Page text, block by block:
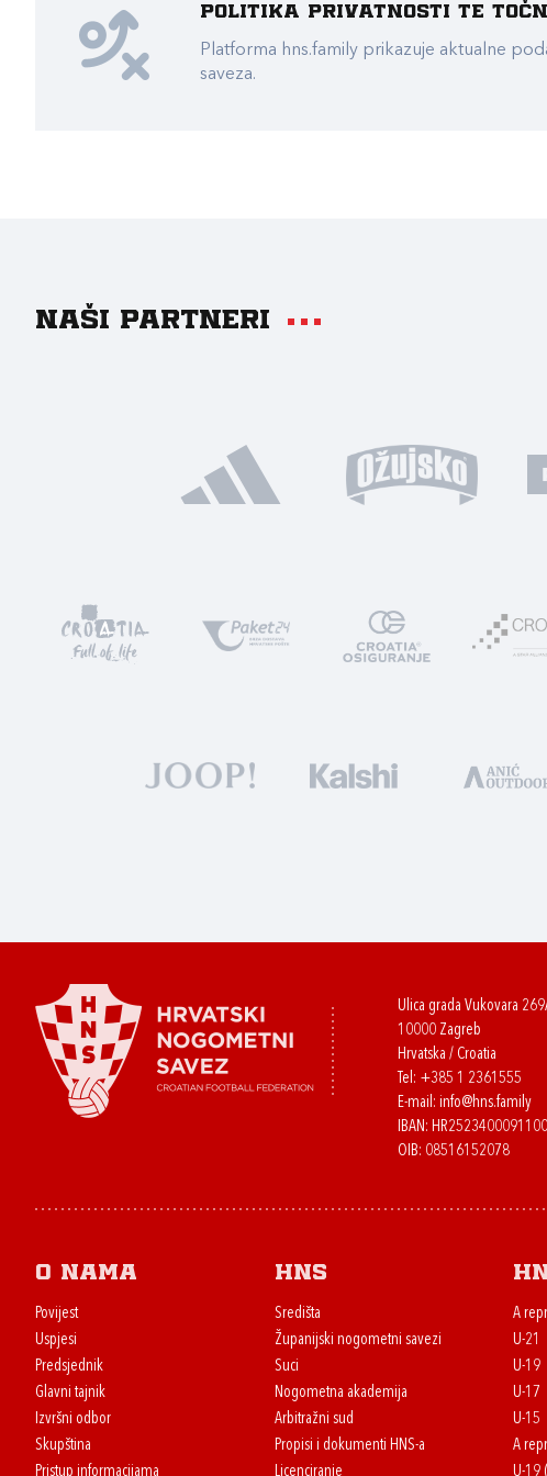
Politika privatnosti te
Platforma hns.family prikazuje aktualne
saveza.
Naši partneri
Ulica grada Vukovara
10000 Zagreb
Hrvatska / Croatia
Tel: +385 1 2361555
E-mail: info@hns.family
IBAN:
OIB: 08516152078
O nama
Povijest
Uspjesi
Predsjednik
Glavni tajnik
Izvršni odbor
Skupština
Pristup informacijama
HNS
Središta
Županijski nogometni savezi
Suci
Nogometna akademija
Arbitražni sud
Propisi i dokumenti HNS-a
Licenciranje
A
U-21
U-19
U-17
U-15
A
U-19